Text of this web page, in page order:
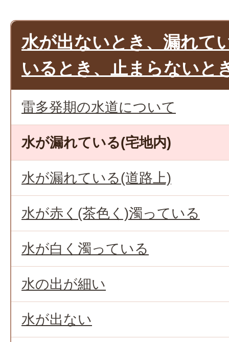
水が出ないとき、漏れて
いるとき、止まらないと
雷多発期の水道について
水が漏れている(宅地内)
水が漏れている(道路上)
水が赤く(茶色く)濁っている
水が白く濁っている
水の出が細い
水が出ない